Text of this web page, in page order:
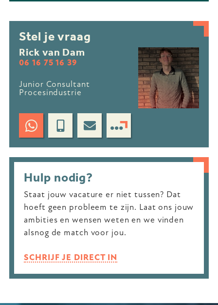
Stel je vraag
Rick van Dam
06 16 75 16 39
Junior Consultant
Procesindustrie
Hulp nodig?
Staat jouw vacature er niet tussen? Dat
hoeft geen probleem te zijn. Laat ons jouw
ambities en wensen weten en we vinden
alsnog de match voor jou.
SCHRIJF JE DIRECT IN